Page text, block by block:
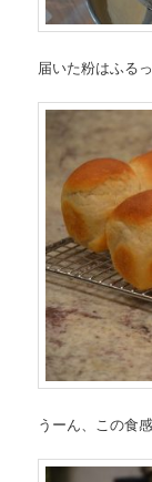
届いた粉はふる
うーん、この食